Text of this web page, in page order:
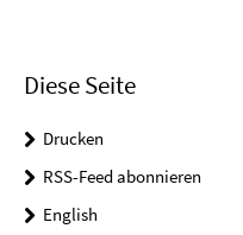
Diese Seite
Drucken
RSS-Feed abonnieren
English